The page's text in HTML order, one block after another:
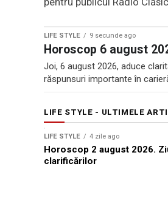
LIFE STYLE 9 secunde ago
Horoscop 6 august
Joi, 6 august 2026, aduce
răspunsuri importante în
LIFE STYLE - ULTIMELE
LIFE STYLE 4 zile ago
Horoscop 2 august 2026.
clarificărilor